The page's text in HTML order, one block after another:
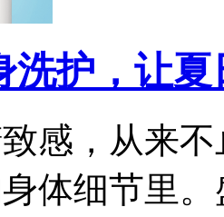
洗护，让
感，从来
体细节里